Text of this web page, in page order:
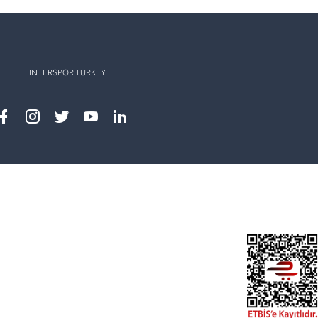
INTERSPOR TURKEY